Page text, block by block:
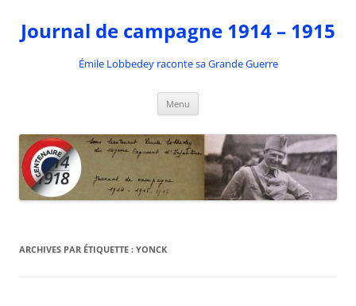
contenu
Journal de campagne 1914 – 1915
Émile Lobbedey raconte sa Grande Guerre
Menu
ARCHIVES PAR ÉTIQUETTE : YONCK